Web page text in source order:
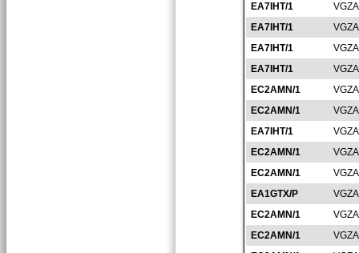
EA7IHT/1
EA7IHT/1
EA7IHT/1
EA7IHT/1
EC2AMN/1
EC2AMN/1
EA7IHT/1
EC2AMN/1
EC2AMN/1
EA1GTX/P
EC2AMN/1
EC2AMN/1